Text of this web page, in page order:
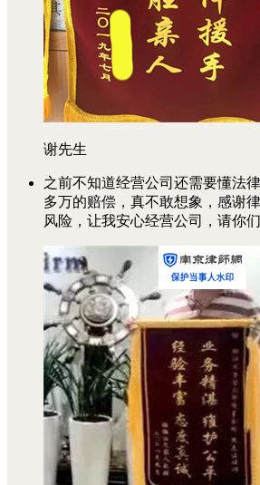
谢先生
之前不知道经营公司还需要懂法
多万的赔偿，真不敢想象，感谢
风险，让我安心经营公司，请你